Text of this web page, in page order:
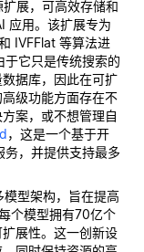
展，可高效存储和
应用。该扩展专为
IVFFlat 等算法进
它只是传统搜索的
据库，因此在可扩
级功能方面存在不
案，或不想管理自
，这是一个基于开
，并提供支持最多
模型架构，旨在提高
个模型拥有70亿个
展性。这一创新设